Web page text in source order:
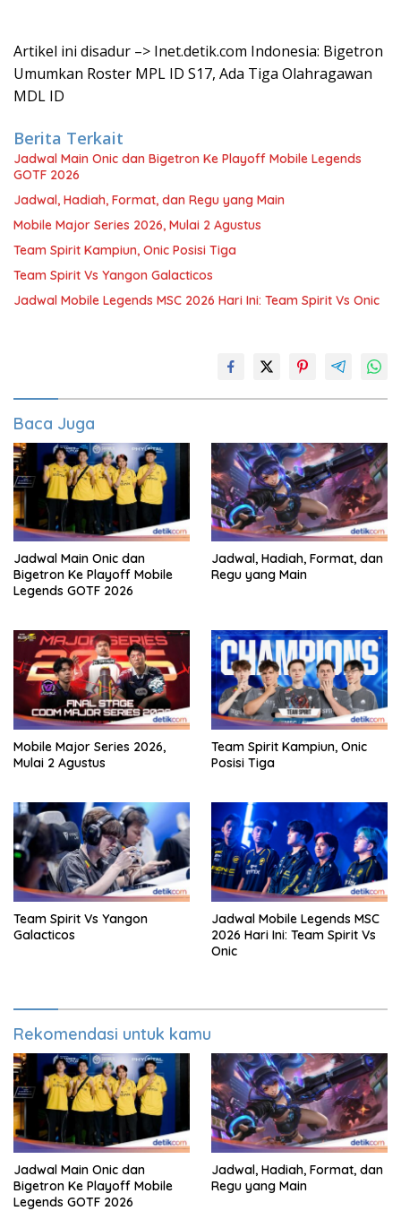
Artikel ini disadur –> Inet.detik.com Indonesia: Bigetron
Umumkan Roster MPL ID S17, Ada Tiga Olahragawan
MDL ID
Berita Terkait
Jadwal Main Onic dan Bigetron Ke Playoff Mobile Legends
GOTF 2026
Jadwal, Hadiah, Format, dan Regu yang Main
Mobile Major Series 2026, Mulai 2 Agustus
Team Spirit Kampiun, Onic Posisi Tiga
Team Spirit Vs Yangon Galacticos
Jadwal Mobile Legends MSC 2026 Hari Ini: Team Spirit Vs Onic
Baca Juga
Jadwal Main Onic dan
Bigetron Ke Playoff Mobile
Legends GOTF 2026
Jadwal, Hadiah, Format, dan
Regu yang Main
Mobile Major Series 2026,
Mulai 2 Agustus
Team Spirit Kampiun, Onic
Posisi Tiga
Team Spirit Vs Yangon
Galacticos
Jadwal Mobile Legends MSC
2026 Hari Ini: Team Spirit Vs
Onic
Rekomendasi untuk kamu
Jadwal Main Onic dan
Bigetron Ke Playoff Mobile
Legends GOTF 2026
Jadwal, Hadiah, Format, dan
Regu yang Main